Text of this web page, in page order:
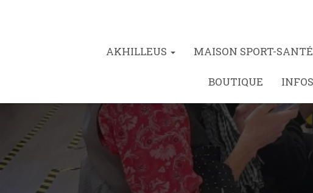
AKHILLEUS MAISON SPORT-SANTÉ
BOUTIQUE